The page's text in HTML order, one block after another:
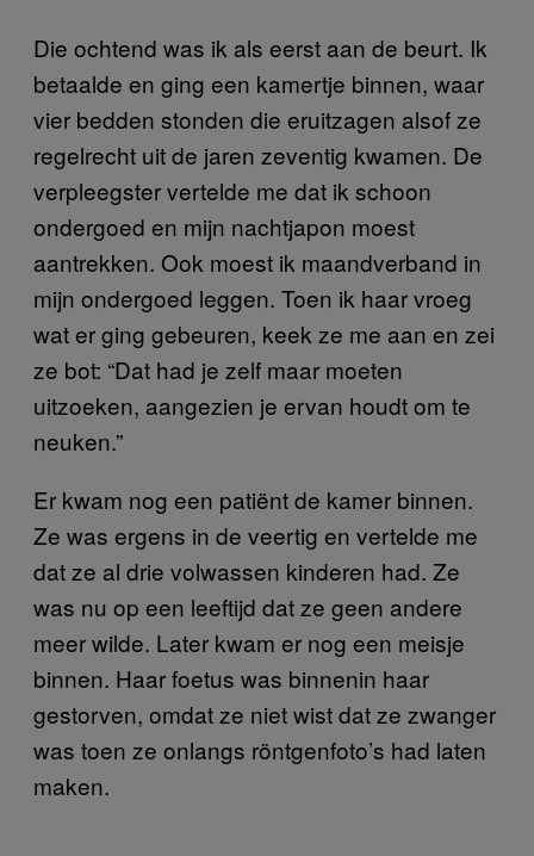
Die ochtend was ik als eerst aan de beurt. Ik
betaalde en ging een kamertje binnen, waar
vier bedden stonden die eruitzagen alsof ze
regelrecht uit de jaren zeventig kwamen. De
verpleegster vertelde me dat ik schoon
ondergoed en mijn nachtjapon moest
aantrekken. Ook moest ik maandverband in
mijn ondergoed leggen. Toen ik haar vroeg
wat er ging gebeuren, keek ze me aan en zei
ze bot: “Dat had je zelf maar moeten
uitzoeken, aangezien je ervan houdt om te
neuken.”
Er kwam nog een patiënt de kamer binnen.
Ze was ergens in de veertig en vertelde me
dat ze al drie volwassen kinderen had. Ze
was nu op een leeftijd dat ze geen andere
meer wilde. Later kwam er nog een meisje
binnen. Haar foetus was binnenin haar
gestorven, omdat ze niet wist dat ze zwanger
was toen ze onlangs röntgenfoto’s had laten
maken.